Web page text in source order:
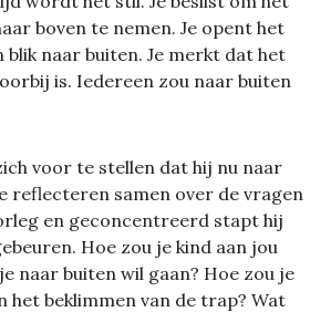
boven te nemen. Je opent het
blik naar buiten. Je merkt dat het
is. Iedereen zou naar buiten
voor te stellen dat hij nu naar
reflecteren samen over de vragen
en geconcentreerd stapt hij
Hoe zou je kind aan jou
naar buiten wil gaan? Hoe zou je
het beklimmen van de trap? Wat